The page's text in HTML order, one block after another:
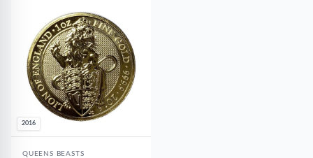
2016
QUEENS BEASTS